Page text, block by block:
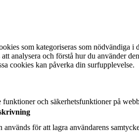
som kategoriseras som nödvändiga i
analysera och förstå hur du använder
cookies kan påverka din surfupplevelse.
och säkerhetsfunktioner på
för att lagra användarens